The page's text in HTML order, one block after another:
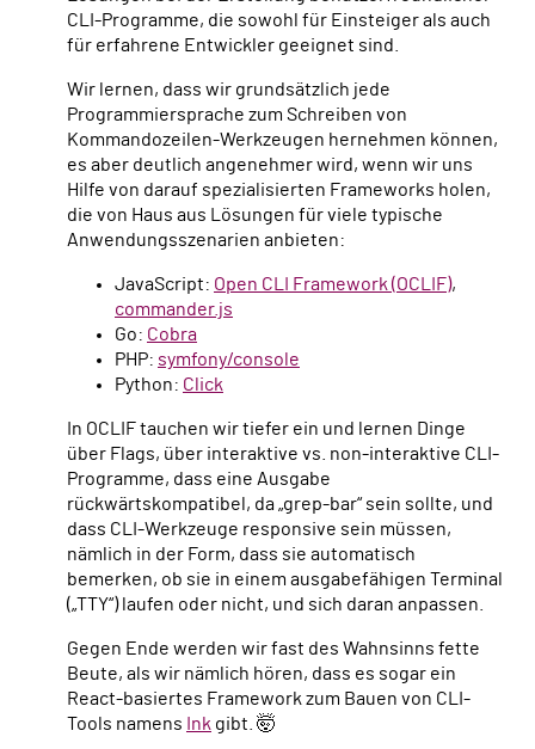
CLI-Programme, die sowohl für Einsteiger als auch
für erfahrene Entwickler geeignet sind.
Wir lernen, dass wir grundsätzlich jede
Programmiersprache zum Schreiben von
Kommandozeilen-Werkzeugen hernehmen können,
es aber deutlich angenehmer wird, wenn wir uns
Hilfe von darauf spezialisierten Frameworks holen,
die von Haus aus Lösungen für viele typische
Anwendungsszenarien anbieten:
JavaScript: Open CLI Framework (OCLIF),
commander.js
Go: Cobra
PHP: symfony/console
Python: Click
In OCLIF tauchen wir tiefer ein und lernen Dinge
über Flags, über interaktive vs. non-interaktive CLI-
Programme, dass eine Ausgabe
rückwärtskompatibel, da „grep-bar“ sein sollte, und
dass CLI-Werkzeuge responsive sein müssen,
nämlich in der Form, dass sie automatisch
bemerken, ob sie in einem ausgabefähigen Terminal
(„TTY“) laufen oder nicht, und sich daran anpassen.
Gegen Ende werden wir fast des Wahnsinns fette
Beute, als wir nämlich hören, dass es sogar ein
React-basiertes Framework zum Bauen von CLI-
Tools namens Ink gibt. 🤯